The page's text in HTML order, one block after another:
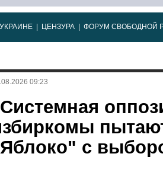
ЦЕНЗУРА ФОРУМ СВОБОДНОЙ
09:23
с